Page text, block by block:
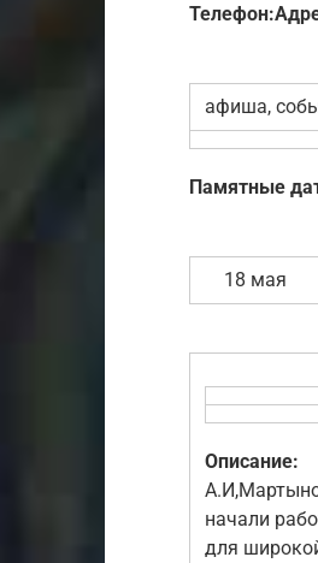
Телефон:
афиша,
Памятные
18 мая
Описание:
начали
для